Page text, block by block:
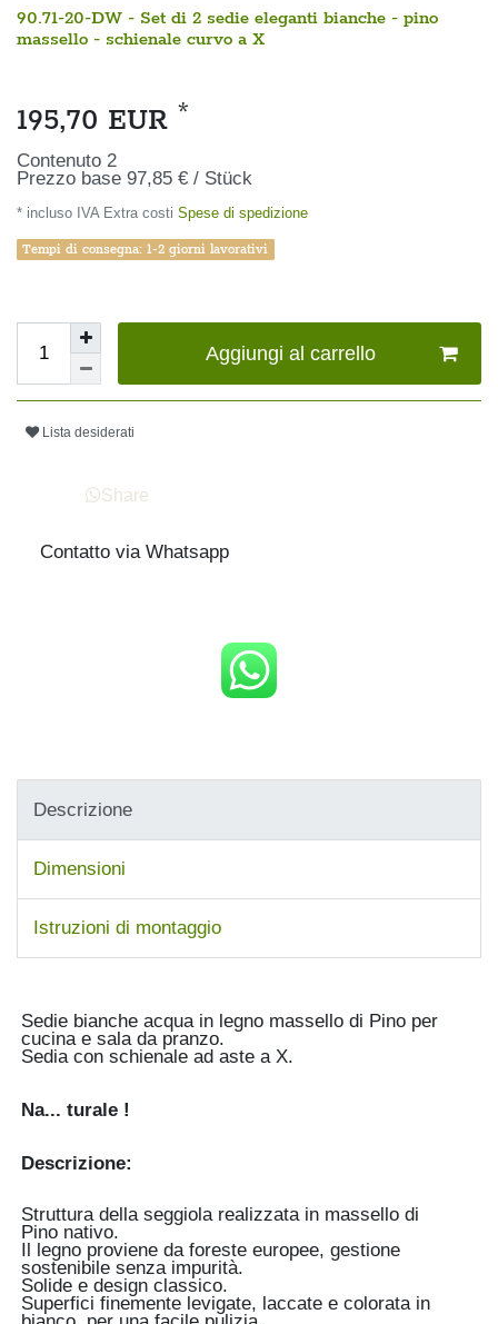
90.71-20-DW - Set di 2 sedie eleganti bianche - pino
massello - schienale curvo a X
195,70 EUR *
Contenuto 2
Prezzo base 97,85 € / Stück
* incluso IVA Extra costi Spese di spedizione
Tempi di consegna: 1-2 giorni lavorativi
Aggiungi al carrello
Lista desiderati
Share
Contatto via Whatsapp
Descrizione
Dimensioni
Istruzioni di montaggio
Sedie bianche acqua in legno massello di Pino per
cucina e sala da pranzo.
Sedia con schienale ad aste a X.
Na... turale !
Descrizione:
Struttura della seggiola realizzata in massello di
Pino nativo.
Il legno proviene da foreste europee, gestione
sostenibile senza impurità.
Solide e design classico.
Superfici finemente levigate, laccate e colorata in